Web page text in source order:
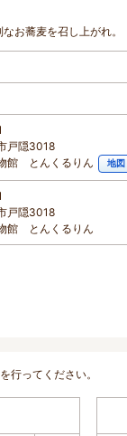
お蕎麦を召し上がれ。
戸隠3018
館 とんくるりん
地図
戸隠3018
館 とんくるりん
行ってください。